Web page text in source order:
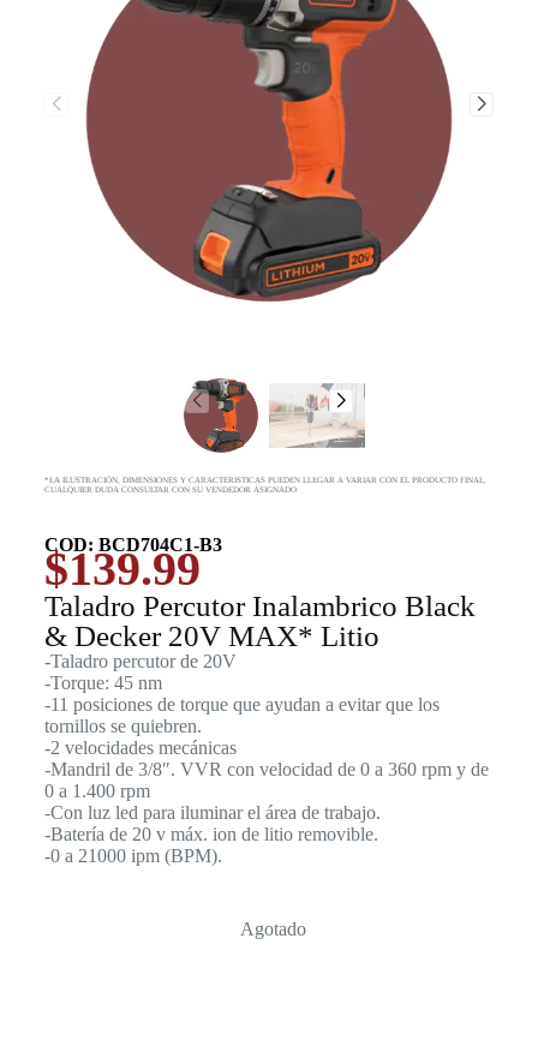
*LA ILUSTRACIÓN, DIMENSIONES Y CARACTERISTICAS PUEDEN LLEGAR A VARIAR CON EL PRODUCTO FINAL,
CUALQUIER DUDA CONSULTAR CON SU VENDEDOR ASIGNADO
COD: BCD704C1-B3
$139.99
Taladro Percutor Inalambrico Black
& Decker 20V MAX* Litio
-Taladro percutor de 20V
-Torque: 45 nm
-11 posiciones de torque que ayudan a evitar que los
tornillos se quiebren.
-2 velocidades mecánicas
-Mandril de 3/8″. VVR con velocidad de 0 a 360 rpm y de
0 a 1.400 rpm
-Con luz led para iluminar el área de trabajo.
-Batería de 20 v máx. ion de litio removible.
-0 a 21000 ipm (BPM).
Agotado